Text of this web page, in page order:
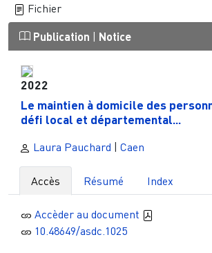
Fichier
Publication | Notice
2022
Le maintien à domicile des
défi local et départemental...
Laura Pauchard Caen
Accès Résumé Index
Accèder au document
10.48649/asdc.1025